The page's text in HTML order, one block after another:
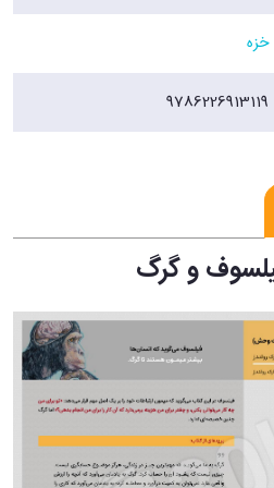
خزه
9786226913119
و گرگ